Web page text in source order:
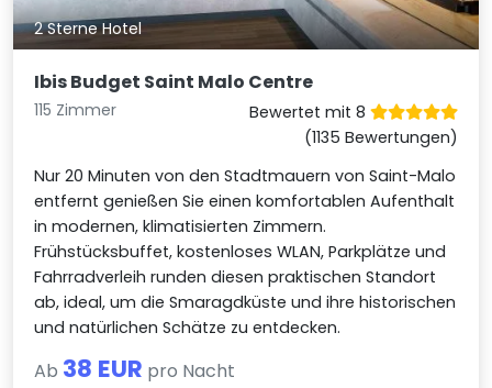
2 Sterne Hotel
Ibis Budget Saint Malo Centre
115 Zimmer
Bewertet mit 8
(1135 Bewertungen)
Nur 20 Minuten von den Stadtmauern von Saint-Malo
entfernt genießen Sie einen komfortablen Aufenthalt
in modernen, klimatisierten Zimmern.
Frühstücksbuffet, kostenloses WLAN, Parkplätze und
Fahrradverleih runden diesen praktischen Standort
ab, ideal, um die Smaragdküste und ihre historischen
und natürlichen Schätze zu entdecken.
Ab 38 EUR pro Nacht